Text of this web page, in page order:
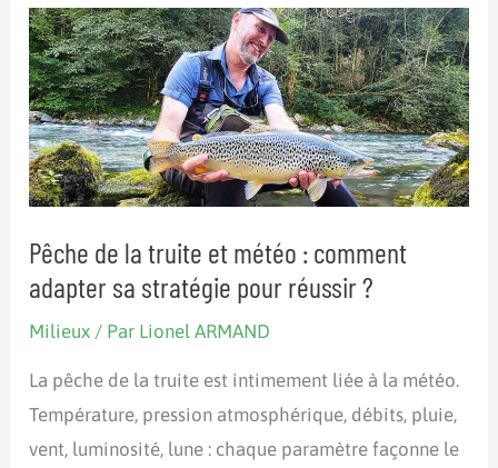
inventaire
piscicole
sur
le
gave
de
Lourdios
Pêche de la truite et météo : comment
adapter sa stratégie pour réussir ?
Milieux / Par Lionel ARMAND
La pêche de la truite est intimement liée à la météo.
Température, pression atmosphérique, débits, pluie,
vent, luminosité, lune : chaque paramètre façonne le